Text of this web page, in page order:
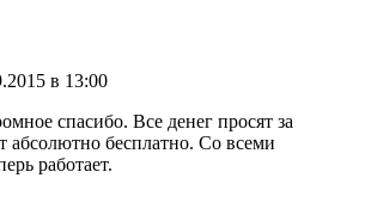
в 13:00
спасибо. Все денег просят за
абсолютно бесплатно. Со всеми
работает.